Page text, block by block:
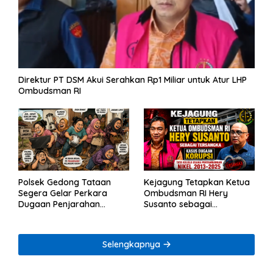
Direktur PT DSM Akui Serahkan Rp1 Miliar untuk Atur LHP
Ombudsman RI
Polsek Gedong Tataan
Segera Gelar Perkara
Dugaan Penjarahan
Kejagung Tetapkan Ketua
Ombudsman RI Hery
Susanto sebagai
Tambang Nikel
Selengkapnya